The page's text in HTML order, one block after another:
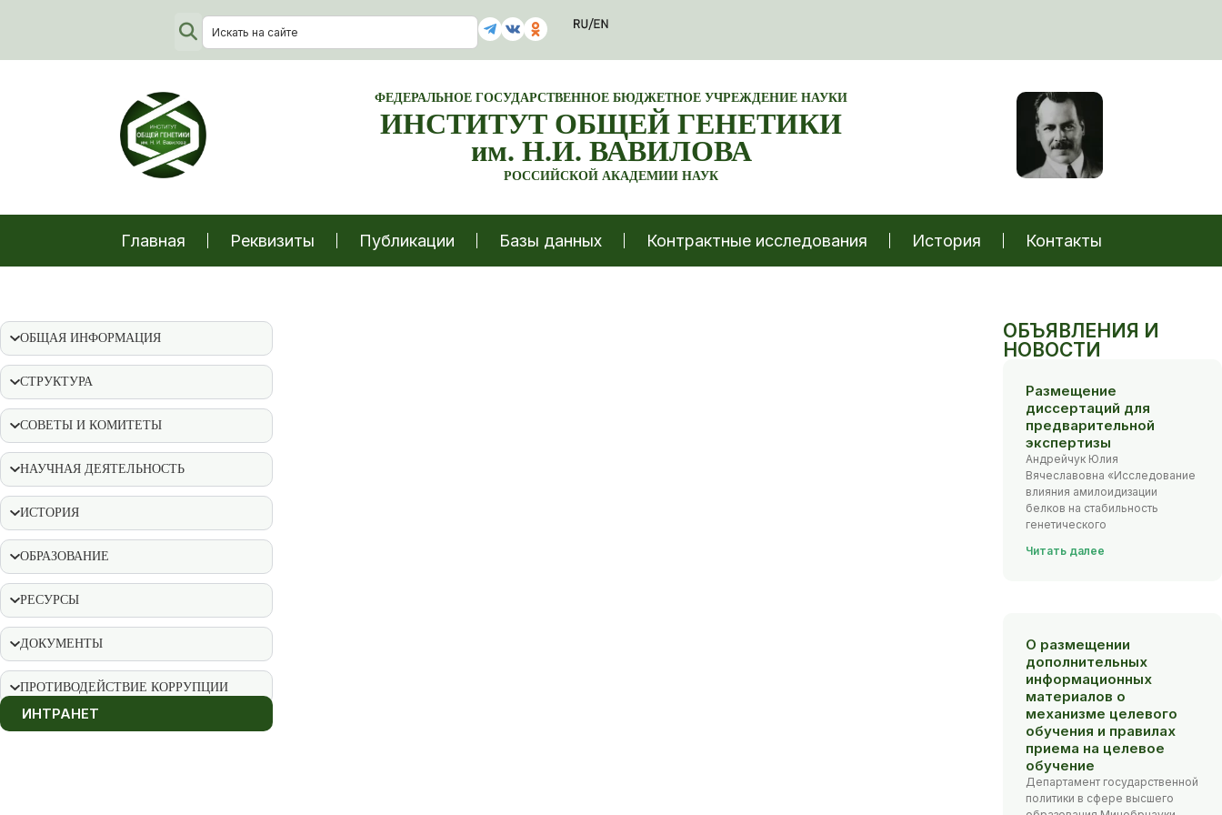
ФЕДЕРАЛЬНОЕ ГОСУДАРСТВЕННОЕ БЮДЖЕТНОЕ УЧРЕЖДЕНИЕ НАУКИ
ИНСТИТУТ ОБЩЕЙ ГЕНЕТИКИ
им. Н.И. ВАВИЛОВА
РОССИЙСКОЙ АКАДЕМИИ НАУК
Главная Реквизиты Публикации Базы данных Контрактные исследования История Контакты
ОБЩАЯ ИНФОРМАЦИЯ
СТРУКТУРА
СОВЕТЫ И КОМИТЕТЫ
НАУЧНАЯ ДЕЯТЕЛЬНОСТЬ
ИСТОРИЯ
ОБРАЗОВАНИЕ
РЕСУРСЫ
ДОКУМЕНТЫ
ПРОТИВОДЕЙСТВИЕ КОРРУПЦИИ
ИНТРАНЕТ
ОБЪЯВЛЕНИЯ И
НОВОСТИ
Размещение
диссертаций для
предварительной
экспертизы
Андрейчук Юлия
Вячеславовна «Исследование
влияния амилоидизации
белков на стабильность
генетического
Читать далее
О размещении
дополнительных
информационных
материалов о
механизме целевого
обучения и правилах
приема на целевое
обучение
Департамент государственной
политики в сфере высшего